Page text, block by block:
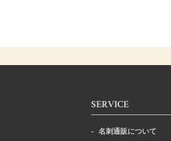
SERVICE
名刺通販について